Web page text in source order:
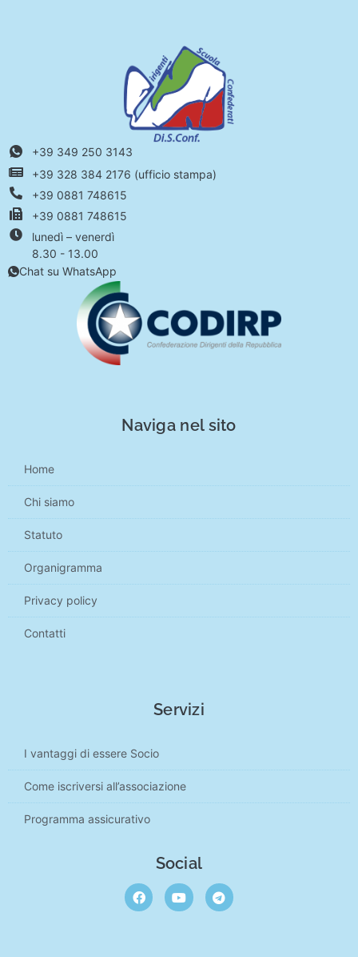
+39 349 250 3143
+39 328 384 2176 (ufficio stampa)
+39 0881 748615
+39 0881 748615
lunedì – venerdì
8.30 - 13.00
Chat su WhatsApp
Naviga nel sito
Home
Chi siamo
Statuto
Organigramma
Privacy policy
Contatti
Servizi
I vantaggi di essere Socio
Come iscriversi all’associazione
Programma assicurativo
Social